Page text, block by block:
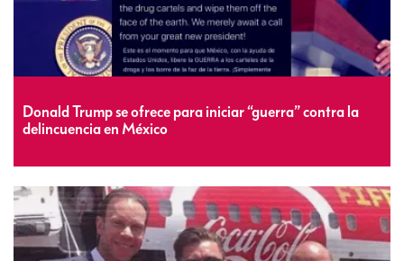
Donald Trump se ofrece para iniciar “guerra” contra la
delincuencia en México